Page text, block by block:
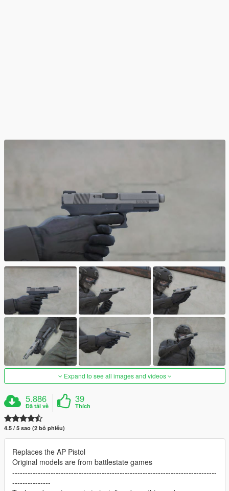
Expand to see all images and videos
5.886
Đã tải về
39
Thích
4.5 / 5 sao (2 bỏ phiếu)
Replaces the AP Pistol
Original models are from battlestate games
--------------------------------------------------------------------------------
---------------